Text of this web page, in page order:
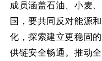
成员涵盖石油、小麦
国，要共同反对能源
化，探索建立更稳固
供链安全畅通。推动